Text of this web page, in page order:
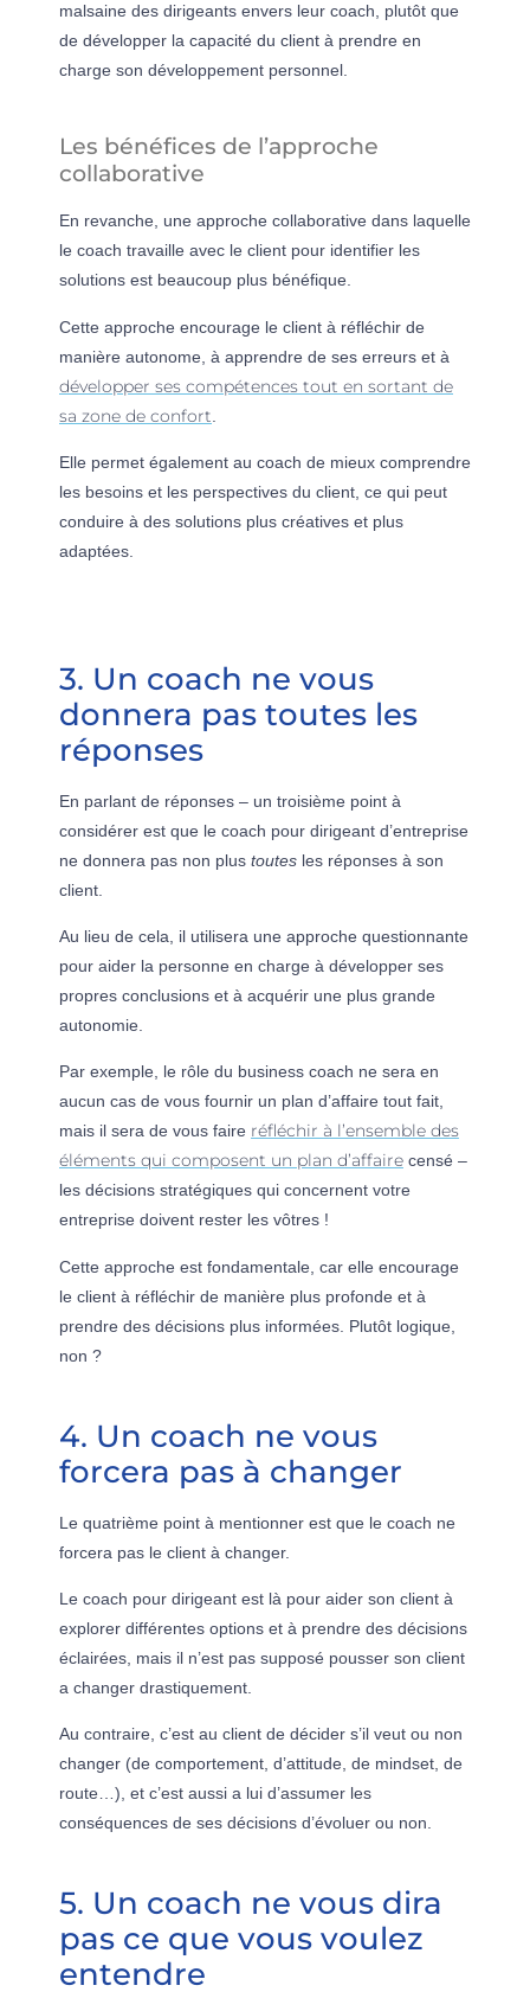
malsaine des dirigeants envers leur coach, plutôt que
de développer la capacité du client à prendre en
charge son développement personnel.
Les bénéfices de l’approche
collaborative
En revanche, une approche collaborative dans laquelle
le coach travaille avec le client pour identifier les
solutions est beaucoup plus bénéfique.
Cette approche encourage le client à réfléchir de
manière autonome, à apprendre de ses erreurs et à
développer ses compétences tout en sortant de
sa zone de confort
Elle permet également au coach de mieux comprendre
les besoins et les perspectives du client, ce qui peut
conduire à des solutions plus créatives et plus
adaptées.
3. Un coach ne vous
donnera pas toutes les
réponses
En parlant de réponses – un troisième point à
considérer est que le coach pour dirigeant d’entreprise
ne donnera pas non plus toutes les réponses à son
client.
Au lieu de cela, il utilisera une approche questionnante
pour aider la personne en charge à développer ses
propres conclusions et à acquérir une plus grande
autonomie.
Par exemple, le rôle du business coach ne sera en
aucun cas de vous fournir un plan d’affaire tout fait,
mais il sera de vous faire réfléchir à l’ensemble des
éléments qui composent un plan d’affaire censé –
les décisions stratégiques qui concernent votre
entreprise doivent rester les vôtres !
Cette approche est fondamentale, car elle encourage
le client à réfléchir de manière plus profonde et à
prendre des décisions plus informées. Plutôt logique,
non ?
4. Un coach ne vous
forcera pas à changer
Le quatrième point à mentionner est que le coach ne
forcera pas le client à changer.
Le coach pour dirigeant est là pour aider son client à
explorer différentes options et à prendre des décisions
éclairées, mais il n’est pas supposé pousser son client
a changer drastiquement.
Au contraire, c’est au client de décider s’il veut ou non
changer (de comportement, d’attitude, de mindset, de
route…), et c’est aussi a lui d’assumer les
conséquences de ses décisions d’évoluer ou non.
5. Un coach ne vous dira
pas ce que vous voulez
entendre